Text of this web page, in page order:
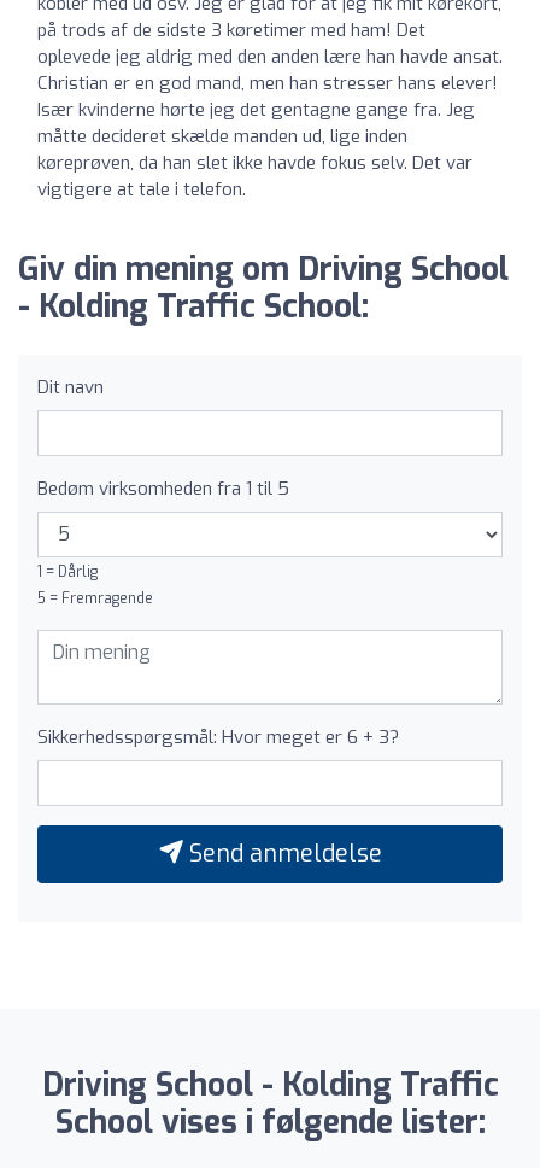
på trods af de sidste 3 køretimer med ham! Det
oplevede jeg aldrig med den anden lære han havde ansat.
Christian er en god mand, men han stresser hans elever!
Især kvinderne hørte jeg det gentagne gange fra. Jeg
måtte decideret skælde manden ud, lige inden
køreprøven, da han slet ikke havde fokus selv. Det var
vigtigere at tale i telefon.
Giv din mening om Driving School
- Kolding Traffic School:
Dit navn
Bedøm virksomheden fra 1 til 5
1 = Dårlig
5 = Fremragende
Sikkerhedsspørgsmål: Hvor meget er 6 + 3?
Send anmeldelse
Driving School - Kolding Traffic
School vises i følgende lister: